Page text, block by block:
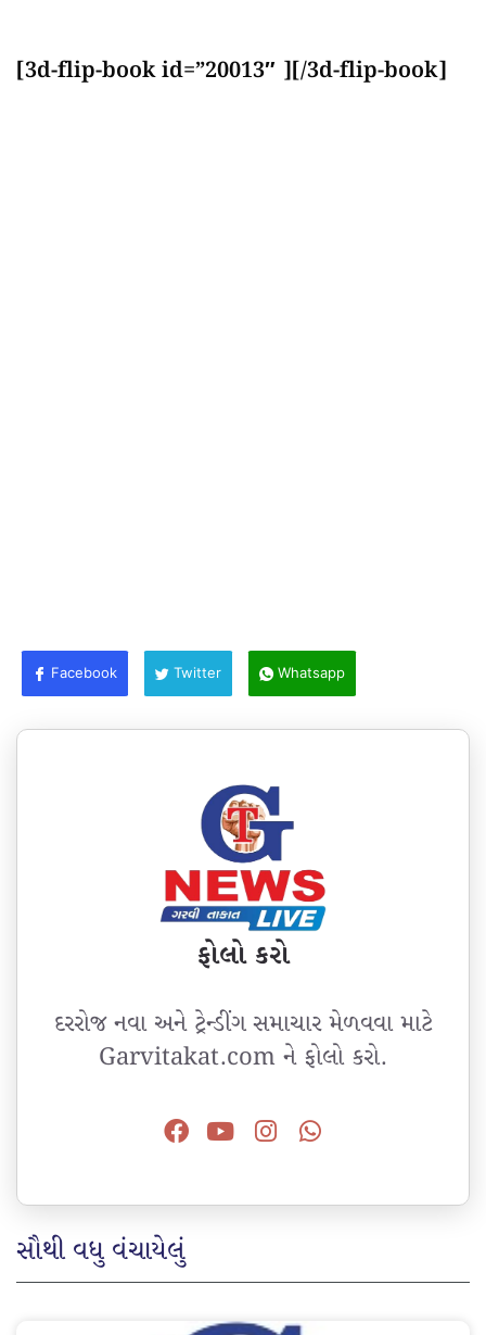
[3d-flip-book id=”20013″ ][/3d-flip-book]
Facebook Twitter Whatsapp
ફોલો કરો
દરરોજ નવા અને ટ્રેન્ડીંગ સમાચાર મેળવવા માટે
Garvitakat.com ને ફોલો કરો.
સૌથી વધુ વંચાયેલું